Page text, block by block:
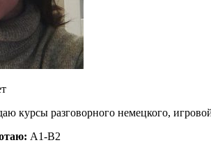
курсы разговорного немецкого,
А1-B2